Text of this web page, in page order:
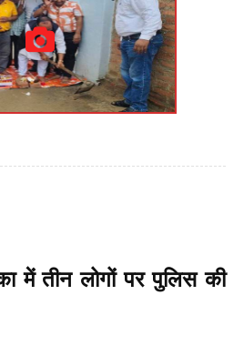
में तीन लोगों पर पुलिस की